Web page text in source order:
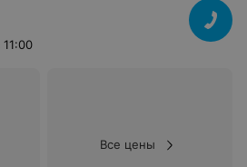
11:00
Все цены